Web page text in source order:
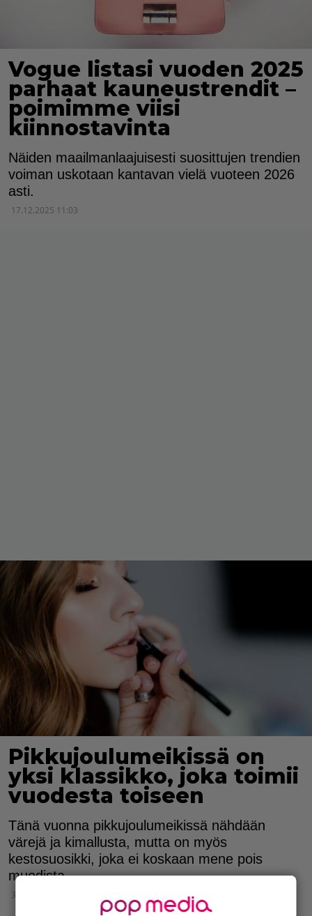
Vogue listasi vuoden 2025
parhaat kauneustrendit –
poimimme viisi
kiinnostavinta
Näiden maailmanlaajuisesti suosittujen trendien
voiman uskotaan kantavan vielä vuoteen 2026
asti.
17.12.2025 11:03
Pikkujoulumeikissä on
yksi klassikko, joka toimii
vuodesta toiseen
Tänä vuonna pikkujoulumeikissä nähdään
värejä ja kimallusta, mutta on myös
kestosuosikki, joka ei koskaan mene pois
muodista.
3.11.2025 11:15